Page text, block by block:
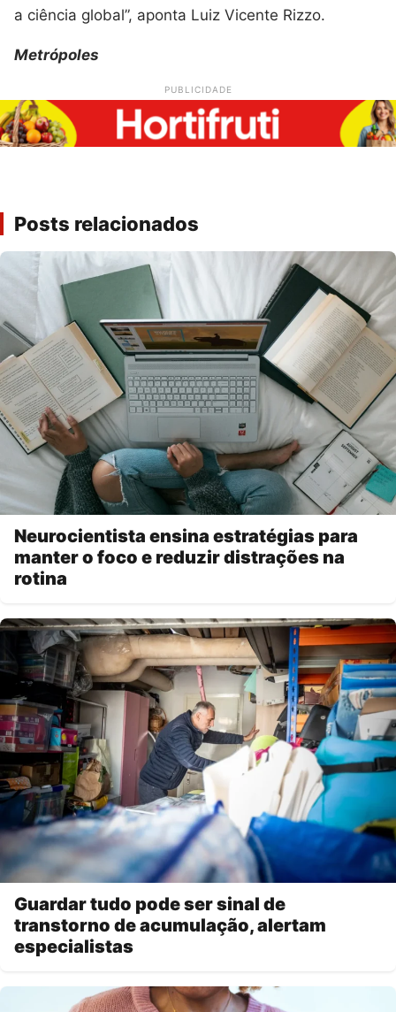
a ciência global”, aponta Luiz Vicente Rizzo.
Metrópoles
PUBLICIDADE
Posts relacionados
Neurocientista ensina estratégias para
manter o foco e reduzir distrações na
rotina
Guardar tudo pode ser sinal de
transtorno de acumulação, alertam
especialistas